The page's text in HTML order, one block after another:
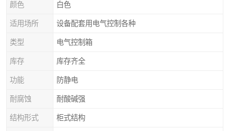
颜色 白色
适用场所 设备配套用电气控制各种
类型 电气控制箱
库存 库存齐全
功能 防静电
耐腐蚀 耐酸碱强
结构形式 柜式结构